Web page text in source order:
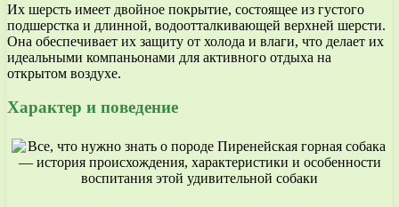
Их шерсть имеет двойное покрытие, состоящее из густого
подшерстка и длинной, водоотталкивающей верхней шерсти.
Она обеспечивает их защиту от холода и влаги, что делает их
идеальными компаньонами для активного отдыха на
открытом воздухе.
Характер и поведение